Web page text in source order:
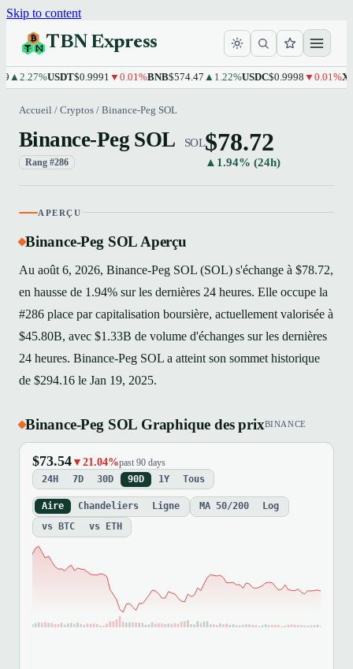
Skip to content
TBN Express
USDT$0.9991▼0.01%BNB$574.47▲1.22%USDC$0.9998▼0.01%XRP
Accueil / Cryptos / Binance-Peg SOL
Binance-Peg SOL SOL
Rang #286
$78.72
▲1.94% (24h)
APERÇU
Binance-Peg SOL Aperçu
Au août 6, 2026, Binance-Peg SOL (SOL) s'échange à $78.72,
en hausse de 1.94% sur les dernières 24 heures. Elle occupe la
#286 place par capitalisation boursière, actuellement valorisée à
$45.80B, avec $1.33B de volume d'échanges sur les dernières
24 heures. Binance-Peg SOL a atteint son sommet historique
de $294.16 le Jan 19, 2025.
Binance-Peg SOL Graphique des prixBINANCE
$73.54 ▼21.04%past 90 days
24H 7D 30D 90D 1Y Tous
Aire Chandeliers Ligne MA 50/200
Log
vs BTC
vs ETH